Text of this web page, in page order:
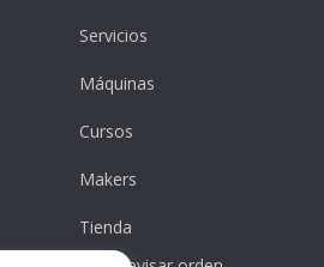
Servicios
Máquinas
Cursos
Makers
Tienda